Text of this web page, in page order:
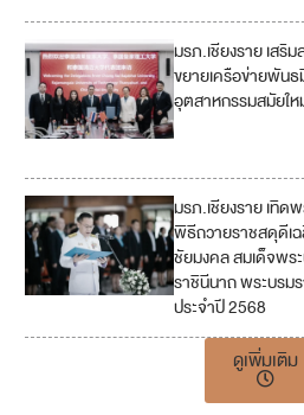
มรภ.เชียงราย เสริ
ขยายเครือข่ายพัน
อุตสาหกรรมสมัยให
มรภ.เชียงราย เทิด
พิธีถวายราชสดุดีเ
ชัยมงคล สมเด็จพร
ราชินีนาถ พระบรม
ประจำปี 2568
ดูเพิ่มเติม